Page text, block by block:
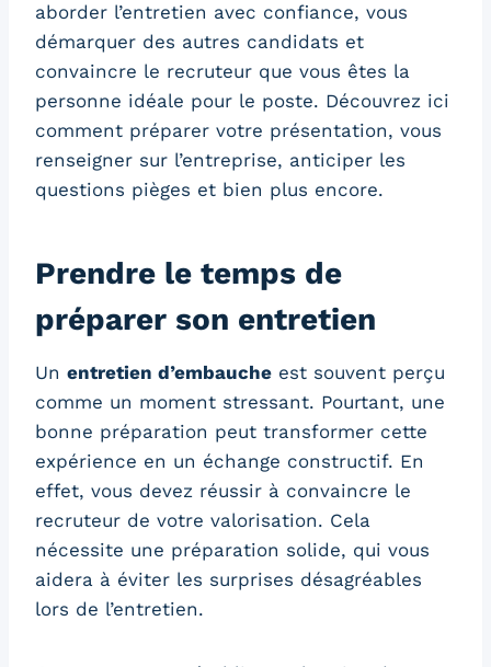
aborder l’entretien avec confiance, vous
démarquer des autres candidats et
convaincre le recruteur que vous êtes la
personne idéale pour le poste. Découvrez ici
comment préparer votre présentation, vous
renseigner sur l’entreprise, anticiper les
questions pièges et bien plus encore.
Prendre le temps de
préparer son entretien
Un entretien d’embauche est souvent perçu
comme un moment stressant. Pourtant, une
bonne préparation peut transformer cette
expérience en un échange constructif. En
effet, vous devez réussir à convaincre le
recruteur de votre valorisation. Cela
nécessite une préparation solide, qui vous
aidera à éviter les surprises désagréables
lors de l’entretien.